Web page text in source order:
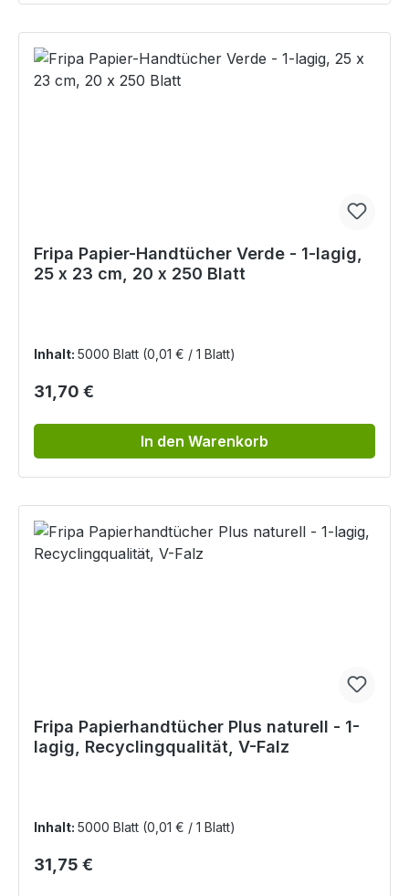
Fripa Papier-Handtücher Verde - 1-lagig,
25 x 23 cm, 20 x 250 Blatt
Inhalt: 5000 Blatt (0,01 € / 1 Blatt)
Regulärer Preis:
31,70 €
In den Warenkorb
Fripa Papierhandtücher Plus naturell - 1-
lagig, Recyclingqualität, V-Falz
Inhalt: 5000 Blatt (0,01 € / 1 Blatt)
Regulärer Preis:
31,75 €